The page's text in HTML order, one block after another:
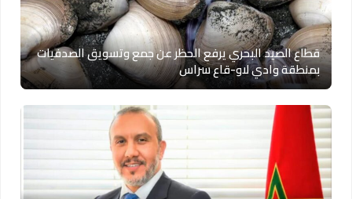
قطاع الصيد البحري يرفع الحظر عن جمع وتسويق الصدفيات
بمنطقة وادي لاو-قاع سراس